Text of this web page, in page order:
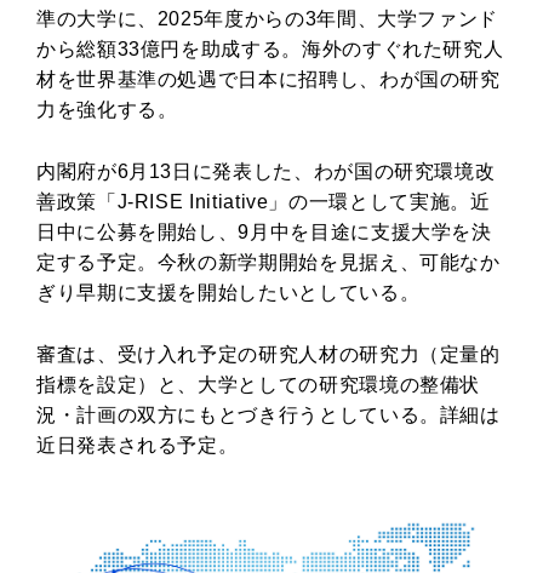
準の大学に、2025年度からの3年間、大学ファンド
から総額33億円を助成する。海外のすぐれた研究人
材を世界基準の処遇で日本に招聘し、わが国の研究
力を強化する。
内閣府が6月13日に発表した、わが国の研究環境改
善政策「J-RISE Initiative」の一環として実施。近
日中に公募を開始し、9月中を目途に支援大学を決
定する予定。今秋の新学期開始を見据え、可能なか
ぎり早期に支援を開始したいとしている。
審査は、受け入れ予定の研究人材の研究力（定量的
指標を設定）と、大学としての研究環境の整備状
況・計画の双方にもとづき行うとしている。詳細は
近日発表される予定。